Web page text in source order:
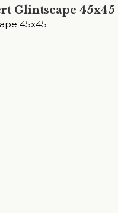
Glintscape 45x45
45x45